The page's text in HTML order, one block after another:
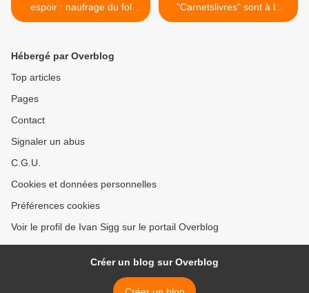
espoir : naufrage du fol
théâtre !
"Carnetslivres" sont à la
Halle Saint Pierre >
Hébergé par Overblog
Top articles
Pages
Contact
Signaler un abus
C.G.U.
Cookies et données personnelles
Préférences cookies
Voir le profil de Ivan Sigg sur le portail Overblog
Créer un blog sur Overblog